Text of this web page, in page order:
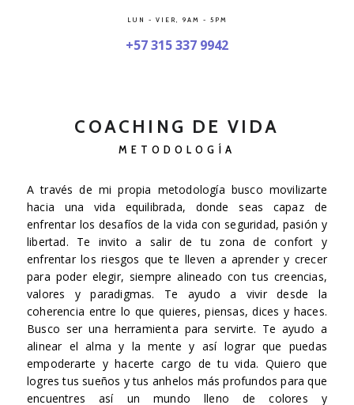
LUN - VIER, 9AM - 5PM
+57 315 337 9942
COACHING DE VIDA
METODOLOGÍA
A través de mi propia metodología busco movilizarte
hacia una vida equilibrada, donde seas capaz de
enfrentar los desafíos de la vida con seguridad, pasión y
libertad. Te invito a salir de tu zona de confort y
enfrentar los riesgos que te lleven a aprender y crecer
para poder elegir, siempre alineado con tus creencias,
valores y paradigmas. Te ayudo a vivir desde la
coherencia entre lo que quieres, piensas, dices y haces.
Busco ser una herramienta para servirte. Te ayudo a
alinear el alma y la mente y así lograr que puedas
empoderarte y hacerte cargo de tu vida. Quiero que
logres tus sueños y tus anhelos más profundos para que
encuentres así un mundo lleno de colores y